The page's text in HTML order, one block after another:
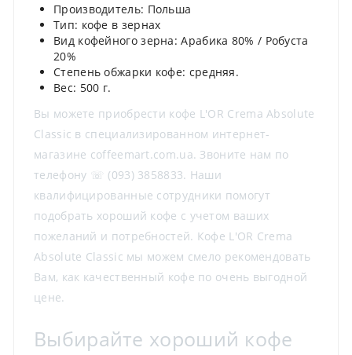
Производитель: Польша
Тип: кофе в зернах
Вид кофейного зерна: Арабика 80% / Робуста
20%
Степень обжарки кофе: средняя.
Вес: 500 г.
Вы можете приобрести кофе L'OR Crema Absolute
Classic в специализированном интернет-
магазине coffeemart.com.ua. Звоните нам по
телефону ☏ (093) 3858833. Наши
квалифицированные сотрудники помогут
подобрать хороший кофе с учетом ваших
пожеланий и потребностей. Кофе L'OR Crema
Absolute Classic мы можем смело рекомендовать
Вам, как качественный кофе по очень выгодной
цене.
Выбирайте хороший кофе